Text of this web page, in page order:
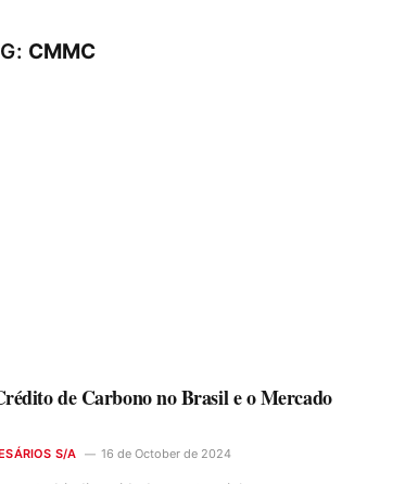
CMMC
de Carbono no Brasil e o Mercado
S/A 16 de October de 2024